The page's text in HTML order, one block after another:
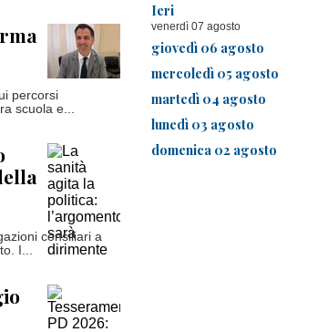
Ieri
venerdì 07 agosto
giovedì 06 agosto
mercoledì 05 agosto
martedì 04 agosto
lunedì 03 agosto
domenica 02 agosto
percorsi
scuola e...
consiliari a
I...